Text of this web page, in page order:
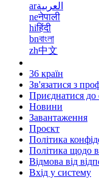
arالعربية
neनेपाली
hiहिंदी
bnবাংলা
zh中文
36 країн
Зв'язатися з
Приєднатися до
Новини
Завантаження
Проєкт
Політика
Політика щодо
Відмова від
Вхід у систему